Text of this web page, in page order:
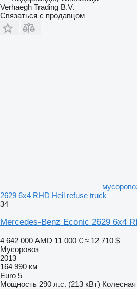
Verhaegh Trading B.V.
Связаться с продавцом
2629 6x4 RHD Heil refuse truck
34
Mercedes-Benz Econic 2629 6x4
4 642 000 AMD 11 000 € ≈ 12 710 $
Мусоровоз
2013
164 990 км
Euro 5
Мощность 290 л.с. (213 кВт)